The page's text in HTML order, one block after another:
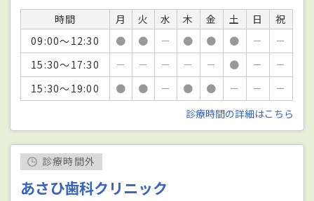
時間 月 火 水 木 金 土 日
祝
09:00～12:30
● ● － ● ● ● －
－
15:30～17:30
－ － － － － ● －
－
15:30～19:00
● ● － ● ● － －
－
診療時間の詳細はこちら
診療時間外
あさひ歯科クリニック